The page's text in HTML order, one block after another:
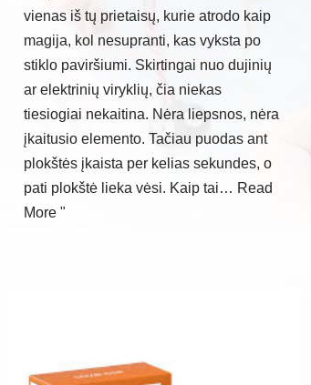
vienas iš tų prietaisų, kurie atrodo kaip
magija, kol nesupranti, kas vyksta po
stiklo paviršiumi. Skirtingai nuo dujinių
ar elektrinių viryklių, čia niekas
tiesiogiai nekaitina. Nėra liepsnos, nėra
įkaitusio elemento. Tačiau puodas ant
plokštės įkaista per kelias sekundes, o
pati plokštė lieka vėsi. Kaip tai… Read
More "